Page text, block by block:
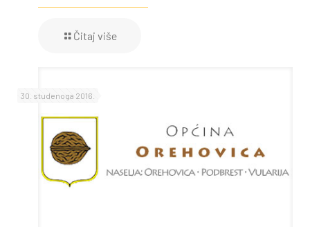
Čitaj više
30. studenoga 2016.